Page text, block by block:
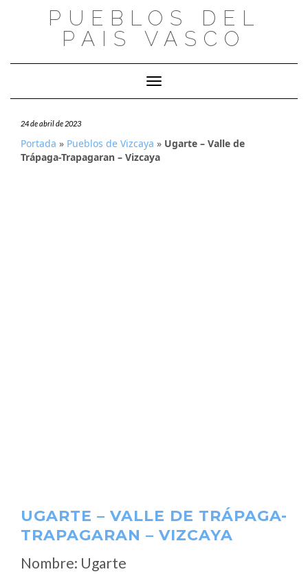
PUEBLOS DEL
PAIS VASCO
Cambiar modo de navegación
24 de abril de 2023
Portada » Pueblos de Vizcaya » Ugarte – Valle de
Trápaga-Trapagaran – Vizcaya
UGARTE – VALLE DE TRÁPAGA-
TRAPAGARAN – VIZCAYA
Nombre: Ugarte